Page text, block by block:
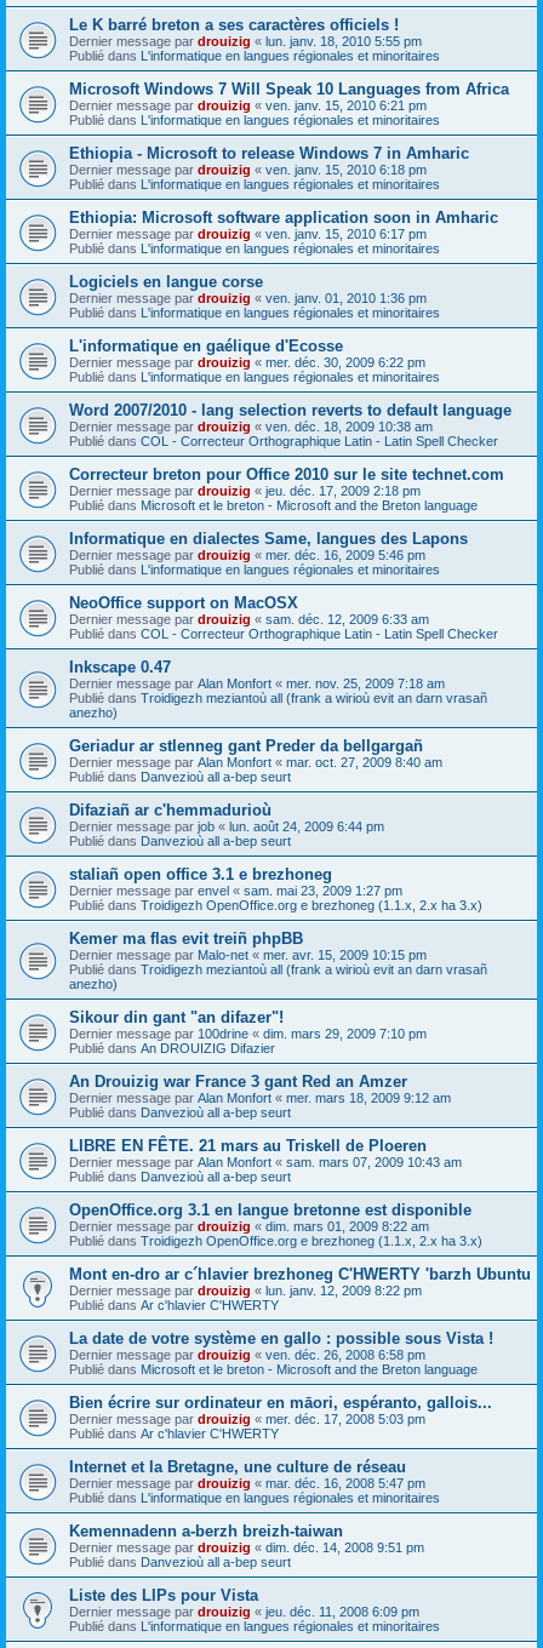
Le K barré breton a ses caractères officiels !
Dernier message par drouizig « lun. janv. 18, 2010 5:55 pm
Publié dans L'informatique en langues régionales et minoritaires
Microsoft Windows 7 Will Speak 10 Languages from Africa
Dernier message par drouizig « ven. janv. 15, 2010 6:21 pm
Publié dans L'informatique en langues régionales et minoritaires
Ethiopia - Microsoft to release Windows 7 in Amharic
Dernier message par drouizig « ven. janv. 15, 2010 6:18 pm
Publié dans L'informatique en langues régionales et minoritaires
Ethiopia: Microsoft software application soon in Amharic
Dernier message par drouizig « ven. janv. 15, 2010 6:17 pm
Publié dans L'informatique en langues régionales et minoritaires
Logiciels en langue corse
Dernier message par drouizig « ven. janv. 01, 2010 1:36 pm
Publié dans L'informatique en langues régionales et minoritaires
L'informatique en gaélique d'Ecosse
Dernier message par drouizig « mer. déc. 30, 2009 6:22 pm
Publié dans L'informatique en langues régionales et minoritaires
Word 2007/2010 - lang selection reverts to default language
Dernier message par drouizig « ven. déc. 18, 2009 10:38 am
Publié dans COL - Correcteur Orthographique Latin - Latin Spell Checker
Correcteur breton pour Office 2010 sur le site technet.com
Dernier message par drouizig « jeu. déc. 17, 2009 2:18 pm
Publié dans Microsoft et le breton - Microsoft and the Breton language
Informatique en dialectes Same, langues des Lapons
Dernier message par drouizig « mer. déc. 16, 2009 5:46 pm
Publié dans L'informatique en langues régionales et minoritaires
NeoOffice support on MacOSX
Dernier message par drouizig « sam. déc. 12, 2009 6:33 am
Publié dans COL - Correcteur Orthographique Latin - Latin Spell Checker
Inkscape 0.47
Dernier message par Alan Monfort « mer. nov. 25, 2009 7:18 am
Publié dans Troidigezh meziantoù all (frank a wirioù evit an darn vrasañ
anezho)
Geriadur ar stlenneg gant Preder da bellgargañ
Dernier message par Alan Monfort « mar. oct. 27, 2009 8:40 am
Publié dans Danvezioù all a-bep seurt
Difaziañ ar c'hemmadurioù
Dernier message par job « lun. août 24, 2009 6:44 pm
Publié dans Danvezioù all a-bep seurt
staliañ open office 3.1 e brezhoneg
Dernier message par envel « sam. mai 23, 2009 1:27 pm
Publié dans Troidigezh OpenOffice.org e brezhoneg (1.1.x, 2.x ha 3.x)
Kemer ma flas evit treiñ phpBB
Dernier message par Malo-net « mer. avr. 15, 2009 10:15 pm
Publié dans Troidigezh meziantoù all (frank a wirioù evit an darn vrasañ
anezho)
Sikour din gant "an difazer"!
Dernier message par 100drine « dim. mars 29, 2009 7:10 pm
Publié dans An DROUIZIG Difazier
An Drouizig war France 3 gant Red an Amzer
Dernier message par Alan Monfort « mer. mars 18, 2009 9:12 am
Publié dans Danvezioù all a-bep seurt
LIBRE EN FÊTE. 21 mars au Triskell de Ploeren
Dernier message par Alan Monfort « sam. mars 07, 2009 10:43 am
Publié dans Danvezioù all a-bep seurt
OpenOffice.org 3.1 en langue bretonne est disponible
Dernier message par drouizig « dim. mars 01, 2009 8:22 am
Publié dans Troidigezh OpenOffice.org e brezhoneg (1.1.x, 2.x ha 3.x)
Mont en-dro ar c´hlavier brezhoneg C'HWERTY 'barzh Ubuntu
Dernier message par drouizig « lun. janv. 12, 2009 8:22 pm
Publié dans Ar c'hlavier C'HWERTY
La date de votre système en gallo : possible sous Vista !
Dernier message par drouizig « ven. déc. 26, 2008 6:58 pm
Publié dans Microsoft et le breton - Microsoft and the Breton language
Bien écrire sur ordinateur en māori, espéranto, gallois...
Dernier message par drouizig « mer. déc. 17, 2008 5:03 pm
Publié dans Ar c'hlavier C'HWERTY
Internet et la Bretagne, une culture de réseau
Dernier message par drouizig « mar. déc. 16, 2008 5:47 pm
Publié dans L'informatique en langues régionales et minoritaires
Kemennadenn a-berzh breizh-taiwan
Dernier message par drouizig « dim. déc. 14, 2008 9:51 pm
Publié dans Danvezioù all a-bep seurt
Liste des LIPs pour Vista
Dernier message par drouizig « jeu. déc. 11, 2008 6:09 pm
Publié dans L'informatique en langues régionales et minoritaires